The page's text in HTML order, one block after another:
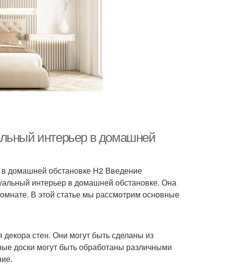
интерьер в домашней
домашней обстановке H2 Введение
интерьер в домашней обстановке. Она
В этой статье мы рассмотрим основные
стен. Они могут быть сделаны из
доски могут быть обработаны различными